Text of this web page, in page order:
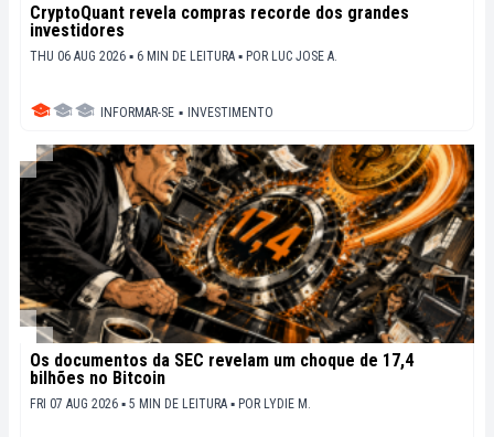
CryptoQuant revela compras recorde dos grandes
investidores
THU 06 AUG 2026 ▪ 6 MIN DE LEITURA ▪ POR LUC JOSE A.
INFORMAR-SE ▪ INVESTIMENTO
Os documentos da SEC revelam um choque de 17,4
bilhões no Bitcoin
FRI 07 AUG 2026 ▪ 5 MIN DE LEITURA ▪ POR LYDIE M.